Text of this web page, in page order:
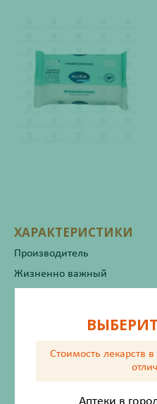
ХАРАКТЕРИСТИКИ
Производитель
Жизненно важный
Инструкция по
Состав
Стоимость лекарств